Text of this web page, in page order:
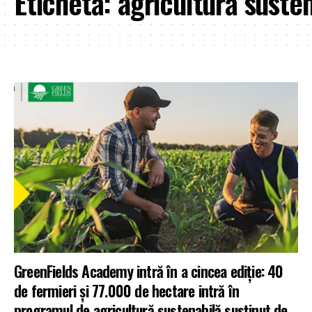
GreenFields Academy intră în a cincea ediție: 40
de fermieri și 77.000 de hectare intră în